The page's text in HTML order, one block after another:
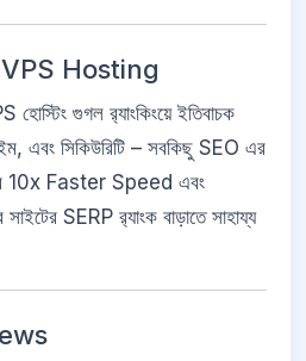
Hosting
হোস্টিং গুগল র‍্যাংকিংয়ে ইতিবাচক
এবং সিকিউরিটি – সবকিছু SEO এর
10x Faster Speed এবং
SERP র‍্যাংক বাড়াতে সাহায্য